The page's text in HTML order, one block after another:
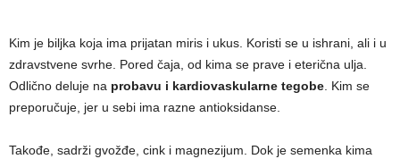
Kim je biljka koja ima prijatan miris i ukus. Koristi se u ishrani, ali i u
zdravstvene svrhe. Pored čaja, od kima se prave i eterična ulja.
Odlično deluje na probavu i kardiovaskularne tegobe. Kim se
preporučuje, jer u sebi ima razne antioksidanse.
Takođe, sadrži gvožđe, cink i magnezijum. Dok je semenka kima